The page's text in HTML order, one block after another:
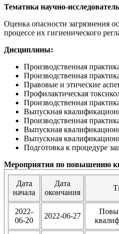
Тематика научно-
Оценка опасности загрязнения
процессе их гигиенического
Дисциплины:
Производственная
Производственная
Правовые и этические
Профилактическая
Производственная
Выпускная
Производственная
Выпускная
Выпускная
Подготовка к процедуре
Мероприятия по повышению
Дата
начала
Дата
окончания
2022-
06-20
2022-06-27